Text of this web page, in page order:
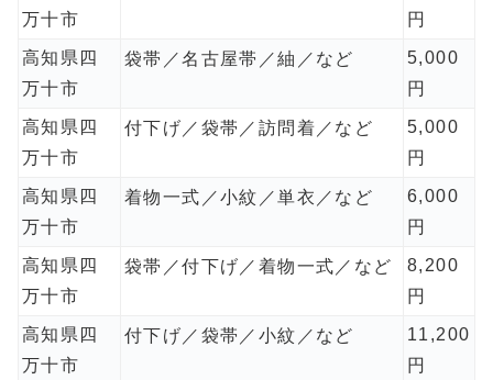
万十市
円
高知県四
万十市
袋帯／名古屋帯／紬／など
5,000
円
高知県四
万十市
付下げ／袋帯／訪問着／など
5,000
円
高知県四
万十市
着物一式／小紋／単衣／など
6,000
円
高知県四
万十市
袋帯／付下げ／着物一式／など
8,200
円
高知県四
万十市
付下げ／袋帯／小紋／など
11,200
円